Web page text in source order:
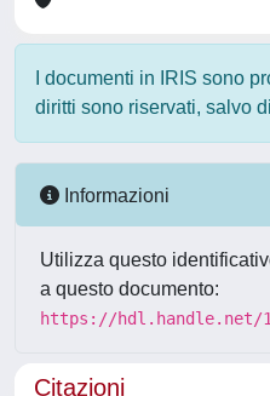
I documenti in IRIS sono
diritti sono riservati, salvo
Informazioni
Utilizza questo
a questo documento:
https://hdl.handle.net/
Citazioni